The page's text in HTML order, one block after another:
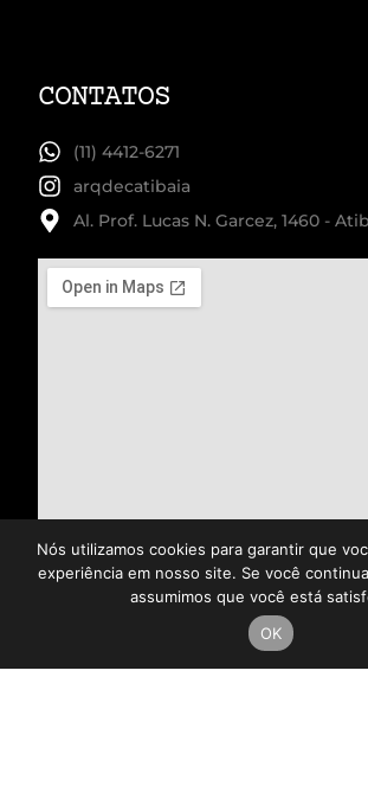
CONTATOS
(11) 4412-6271
arqdecatibaia
Al. Prof. Lucas N. Garcez, 1460 -
Nós utilizamos cookies para garantir que
experiência em nosso site. Se você
assumimos que você está
OK